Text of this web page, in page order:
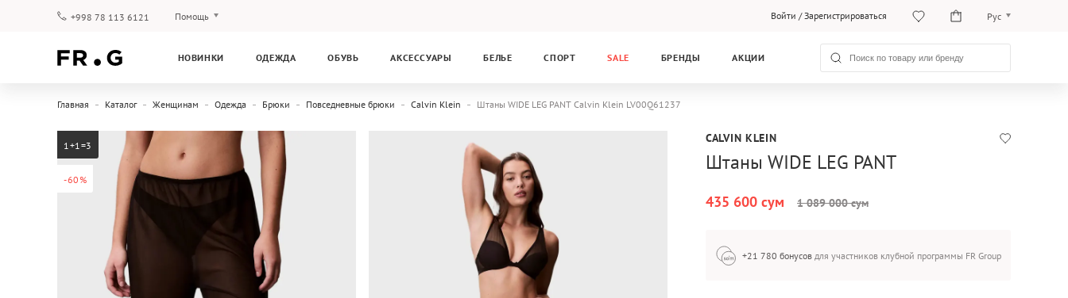
+998 78 113 6121 Помощь Войти /Зарегистрироваться Рус
Рус
НОВИНКИ ОДЕЖДА ОБУВЬ АКСЕССУАРЫ БЕЛЬЕ СПОРТ SALE БРЕНДЫ АКЦИИ
Главная Каталог Женщинам Одежда Брюки Повседневные брюки Calvin Klein Штаны WIDE LEG PANT Calvin Klein LV00Q61237
-60%
1+1=3 CALVIN KLEIN
Штаны WIDE LEG PANT
435 600 сум 1 089 000 сум
+21 780 бонусов для участников клубной программы FR Group